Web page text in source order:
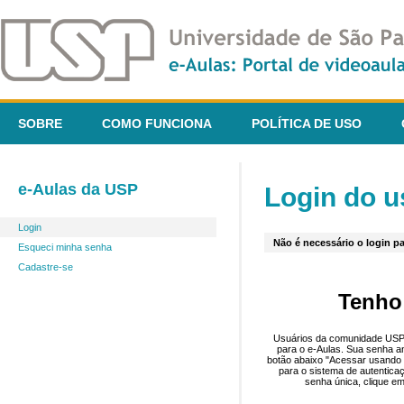
SOBRE COMO FUNCIONA POLÍTICA DE USO
e-Aulas da USP
Login
Esqueci minha senha
Cadastre-se
Login do
Não é necessário o login
Usuários da comunidade
para o e-Aulas. Sua senha
botão abaixo "Acessar
para o sistema de
senha única, clique